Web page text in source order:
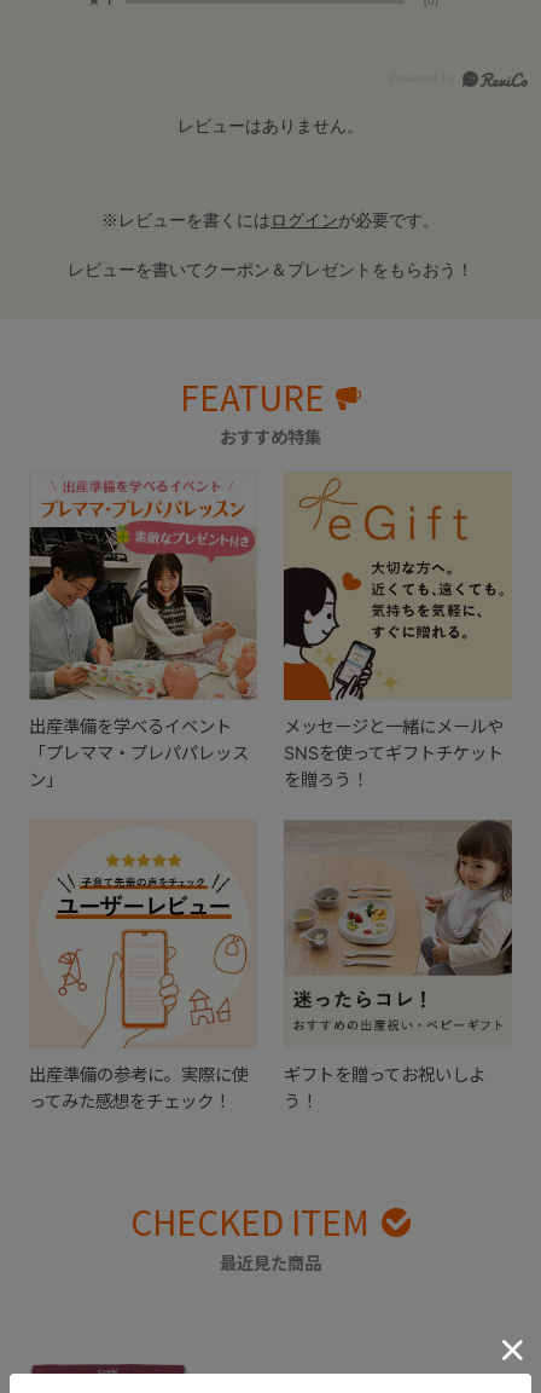
レビューはありません。
※レビューを書くにはログインが必要です。
レビューを書いてクーポン＆プレゼントをもらおう！
FEATURE
おすすめ特集
出産準備を学べるイベント
「プレママ・プレパパレッス
ン」
メッセージと一緒にメールや
SNSを使ってギフトチケット
を贈ろう！
出産準備の参考に。実際に使
ってみた感想をチェック！
ギフトを贈ってお祝いしよ
う！
CHECKED ITEM
最近見た商品